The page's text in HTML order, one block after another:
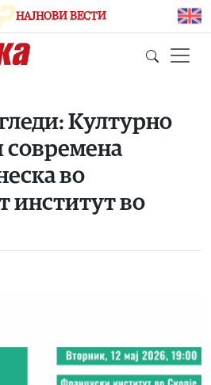
НАЈНОВИ ВЕСТИ
Културно
современа
во
институт во